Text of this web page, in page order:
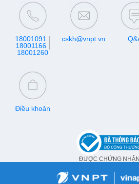
18001091 |
18001166|
18001260
cskh@vnpt.vn
Điều khoản
ĐƯỢC CHỨNG NHẬN